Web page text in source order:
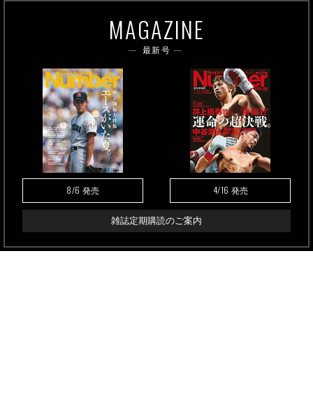
MAGAZINE
最新号
8/6 発売 4/16 発売
雑誌定期購読のご案内